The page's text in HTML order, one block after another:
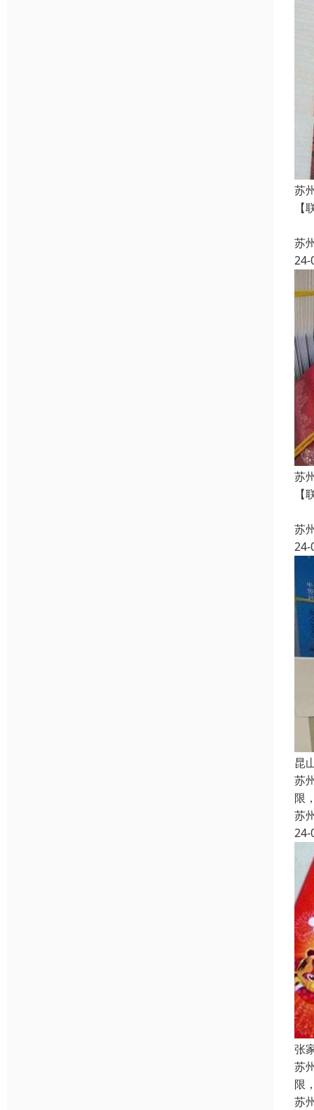
苏
苏
24-
苏
苏
24-
昆
苏
限
苏
24-
张
苏
限
苏